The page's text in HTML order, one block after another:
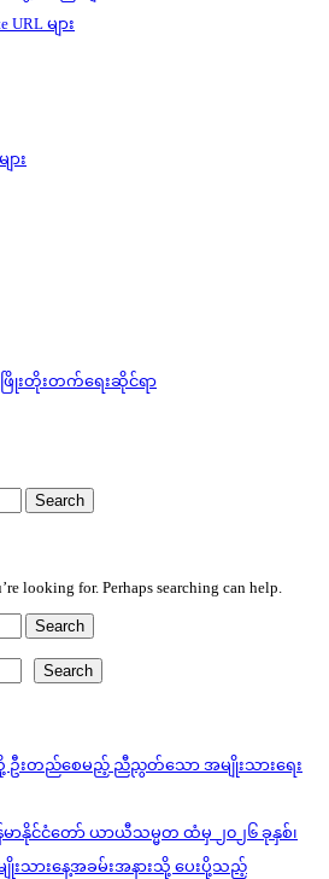
များ
ား
းတိုးတက်ရေးဆိုင်ရာ
looking for. Perhaps searching can help.
Search
င်သို့ ဦးတည်စေမည့် ညီညွတ်သော အမျိုးသားရေး
မာနိုင်ငံတော် ယာယီသမ္မတ ထံမှ ၂၀၂၆ ခုနှစ်၊
မျိုးသားနေ့အခမ်းအနားသို့ ပေးပို့သည့်